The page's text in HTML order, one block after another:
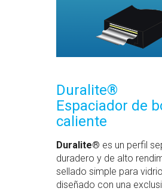
Duralite®
Espaciador de
caliente
Duralite® es un perfil
duradero y de alto
sellado simple para
diseñado con una